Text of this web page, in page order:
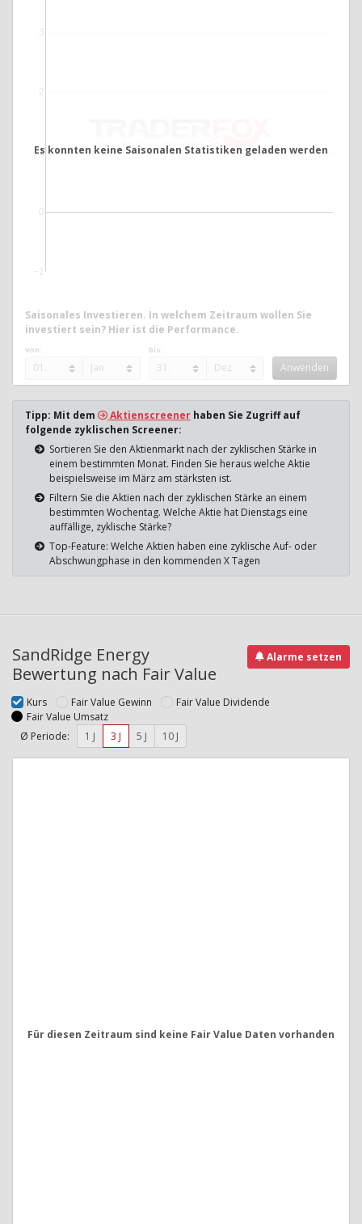
−1
0
1
2
3
Saisonales Investieren. In welchem Zeitraum wollen Sie
investiert sein? Hier ist die Performance.
von: bis:
Es konnten keine Saisonalen Statistiken geladen werden
Tipp: Mit dem Aktienscreener haben Sie Zugriff auf
folgende zyklischen Screener:
Sortieren Sie den Aktienmarkt nach der zyklischen Stärke in
einem bestimmten Monat. Finden Sie heraus welche Aktie
beispielsweise im März am stärksten ist.
Filtern Sie die Aktien nach der zyklischen Stärke an einem
bestimmten Wochentag. Welche Aktie hat Dienstags eine
auffällige, zyklische Stärke?
Top-Feature: Welche Aktien haben eine zyklische Auf- oder
Abschwungphase in den kommenden X Tagen
SandRidge Energy
Bewertung nach Fair Value
Alarme setzen
Kurs Fair Value Gewinn
Fair Value Dividende
Fair Value Umsatz
Ø Periode:
1 J 3 J 5 J 10 J
Für diesen Zeitraum sind keine Fair Value Daten vorhanden